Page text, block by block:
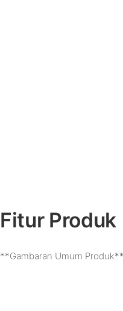
Fitur Produk
**Gambaran Umum